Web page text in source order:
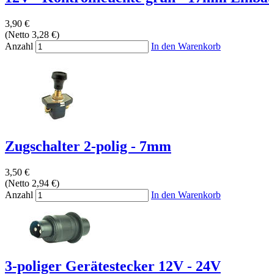
3,90 €
(Netto 3,28 €)
Anzahl
In den Warenkorb
Zugschalter 2-polig - 7mm
3,50 €
(Netto 2,94 €)
Anzahl
In den Warenkorb
3-poliger Gerätestecker 12V - 24V